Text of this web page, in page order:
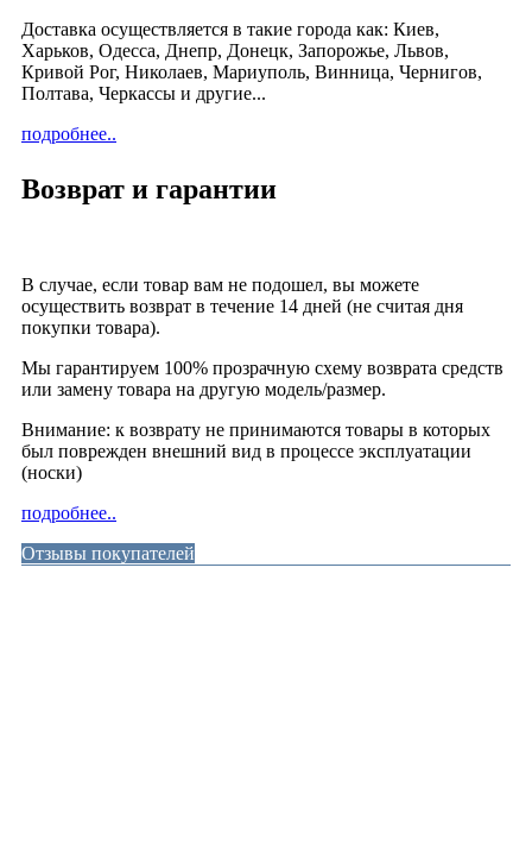
Доставка осуществляется в такие города как: Киев,
Харьков, Одесса, Днепр, Донецк, Запорожье, Львов,
Кривой Рог, Николаев, Мариуполь, Винница, Чернигов,
Полтава, Черкассы и другие...
подробнее..
Возврат и гарантии
В случае, если товар вам не подошел, вы можете
осуществить возврат в течение 14 дней (не считая дня
покупки товара).
Мы гарантируем 100% прозрачную схему возврата средств
или замену товара на другую модель/размер.
Внимание: к возврату не принимаются товары в которых
был поврежден внешний вид в процессе эксплуатации
(носки)
подробнее..
Отзывы покупателей